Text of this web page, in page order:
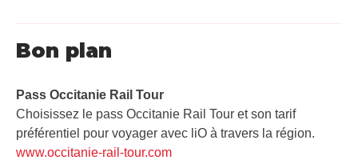
Bon plan
Pass Occitanie Rail Tour​
Choisissez le pass Occitanie Rail Tour et son tarif
préférentiel pour voyager avec liO à travers la région.
www.occitanie-rail-tour.com